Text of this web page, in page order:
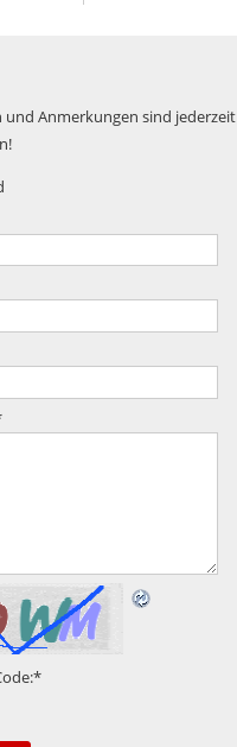
und Anmerkungen sind jederzeit
*